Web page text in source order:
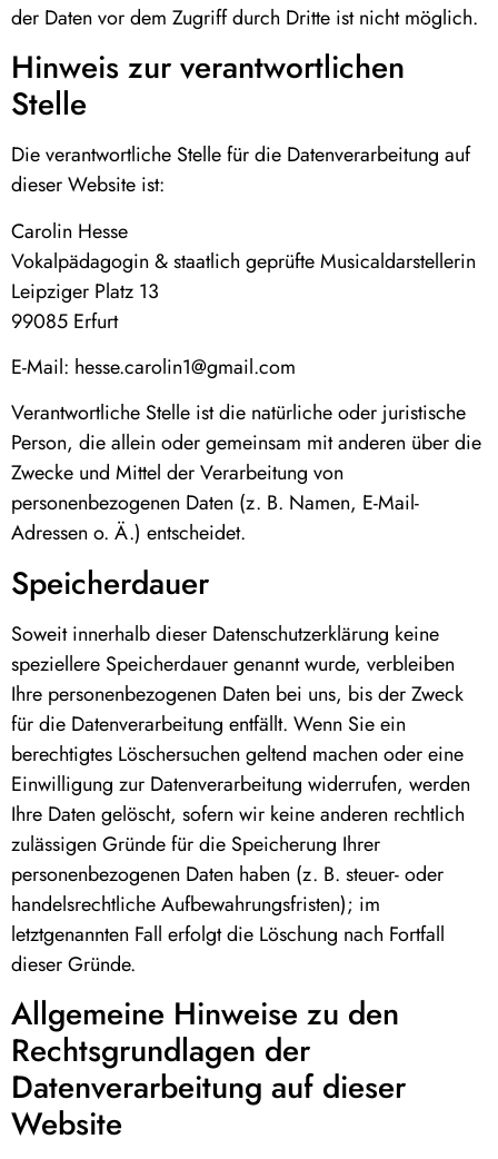
der Daten vor dem Zugriff durch Dritte ist nicht möglich.
Hinweis zur verantwortlichen
Stelle
Die verantwortliche Stelle für die Datenverarbeitung auf
dieser Website ist:
Carolin Hesse
Vokalpädagogin & staatlich geprüfte Musicaldarstellerin
Leipziger Platz 13
99085 Erfurt
E-Mail: hesse.carolin1@gmail.com
Verantwortliche Stelle ist die natürliche oder juristische
Person, die allein oder gemeinsam mit anderen über die
Zwecke und Mittel der Verarbeitung von
personenbezogenen Daten (z. B. Namen, E-Mail-
Adressen o. Ä.) entscheidet.
Speicherdauer
Soweit innerhalb dieser Datenschutzerklärung keine
speziellere Speicherdauer genannt wurde, verbleiben
Ihre personenbezogenen Daten bei uns, bis der Zweck
für die Datenverarbeitung entfällt. Wenn Sie ein
berechtigtes Löschersuchen geltend machen oder eine
Einwilligung zur Datenverarbeitung widerrufen, werden
Ihre Daten gelöscht, sofern wir keine anderen rechtlich
zulässigen Gründe für die Speicherung Ihrer
personenbezogenen Daten haben (z. B. steuer- oder
handelsrechtliche Aufbewahrungsfristen); im
letztgenannten Fall erfolgt die Löschung nach Fortfall
dieser Gründe.
Allgemeine Hinweise zu den
Rechtsgrundlagen der
Datenverarbeitung auf dieser
Website